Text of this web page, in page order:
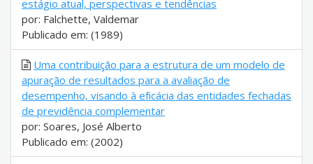
estágio atual, perspectivas e tendências
por: Falchette, Valdemar
Publicado em: (1989)
Uma contribuição para a estrutura de um modelo de
apuração de resultados para a avaliação de
desempenho, visando à eficácia das entidades fechadas
de previdência complementar
por: Soares, José Alberto
Publicado em: (2002)